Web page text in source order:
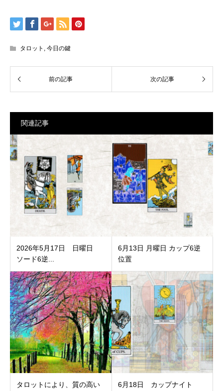
タロット , 今日の鍵
関連記事
2026年5月17日 日曜日
ソード6逆...
6月13日 月曜日 カップ6逆
位置
タロットにより、質の高い
6月18日 カップナイト